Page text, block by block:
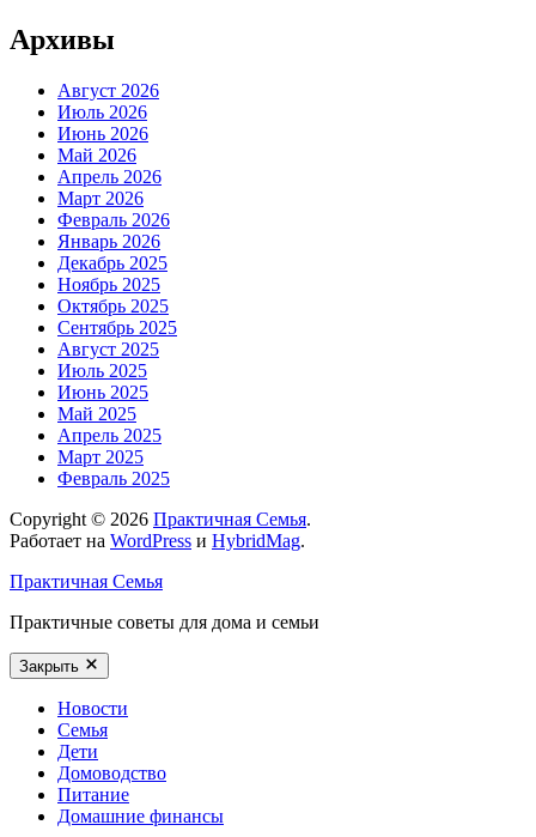
Архивы
Август 2026
Июль 2026
Июнь 2026
Май 2026
Апрель 2026
Март 2026
Февраль 2026
Январь 2026
Декабрь 2025
Ноябрь 2025
Октябрь 2025
Сентябрь 2025
Август 2025
Июль 2025
Июнь 2025
Май 2025
Апрель 2025
Март 2025
Февраль 2025
Copyright © 2026 Практичная Семья.
Работает на WordPress и HybridMag.
Практичная Семья
Практичные советы для дома и семьи
Закрыть
Новости
Семья
Дети
Домоводство
Питание
Домашние финансы